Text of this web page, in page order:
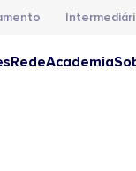
RedeAcademia